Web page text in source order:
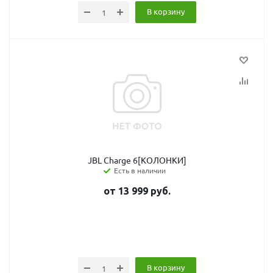
В корзину
JBL Charge 6[КОЛОНКИ]
Есть в наличии
от 13 999 руб.
В корзину